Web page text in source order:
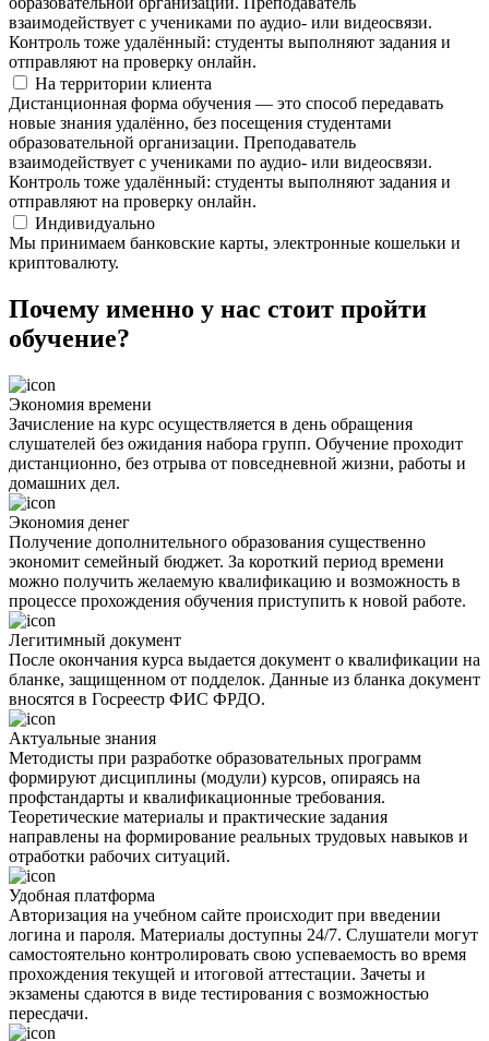
взаимодействует с учениками по аудио- или видеосвязи.
Контроль тоже удалённый: студенты выполняют задания и
отправляют на проверку онлайн.
На территории клиента
Дистанционная форма обучения — это способ передавать
новые знания удалённо, без посещения студентами
образовательной организации. Преподаватель
взаимодействует с учениками по аудио- или видеосвязи.
Контроль тоже удалённый: студенты выполняют задания и
отправляют на проверку онлайн.
Индивидуально
Мы принимаем банковские карты, электронные кошельки и
криптовалюту.
Почему именно у нас стоит пройти
обучение?
Экономия времени
Зачисление на курс осуществляется в день обращения
слушателей без ожидания набора групп. Обучение проходит
дистанционно, без отрыва от повседневной жизни, работы и
домашних дел.
Экономия денег
Получение дополнительного образования существенно
экономит семейный бюджет. За короткий период времени
можно получить желаемую квалификацию и возможность в
процессе прохождения обучения приступить к новой работе.
Легитимный документ
После окончания курса выдается документ о квалификации на
бланке, защищенном от подделок. Данные из бланка документ
вносятся в Госреестр ФИС ФРДО.
Актуальные знания
Методисты при разработке образовательных программ
формируют дисциплины (модули) курсов, опираясь на
профстандарты и квалификационные требования.
Теоретические материалы и практические задания
направлены на формирование реальных трудовых навыков и
отработки рабочих ситуаций.
Удобная платформа
Авторизация на учебном сайте происходит при введении
логина и пароля. Материалы доступны 24/7. Слушатели могут
самостоятельно контролировать свою успеваемость во время
прохождения текущей и итоговой аттестации. Зачеты и
экзамены сдаются в виде тестирования с возможностью
пересдачи.